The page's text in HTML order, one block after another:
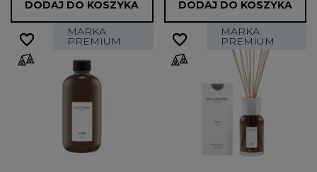
DODAJ DO KOSZYKA DODAJ DO KOSZYKA
MARKA
PREMIUM
favorite_border
favorite_border MARKA
PREMIUM
favorite_border
favorite_border